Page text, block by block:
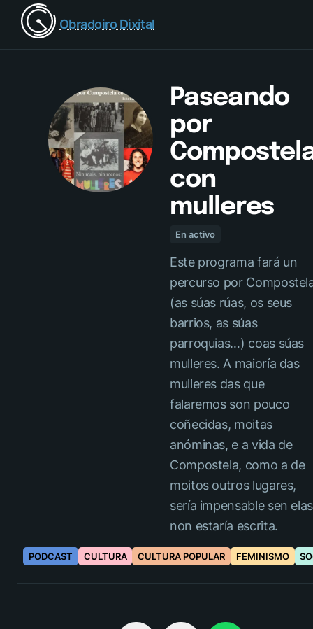
Obradoiro Dixital
Paseando
por
con
mulleres
En activo
Este programa fará un
percurso por
(as súas rúas, os seus
barrios, as súas
parroquias…) coas súas
mulleres. A maioría das
mulleres das que
falaremos son pouco
coñecidas, moitas
anóminas, e a vida de
Compostela, como a de
moitos outros lugares,
sería impensable sen
non estaría escrita.
PODCAST CULTURA CULTURA POPULAR FEMINISMO